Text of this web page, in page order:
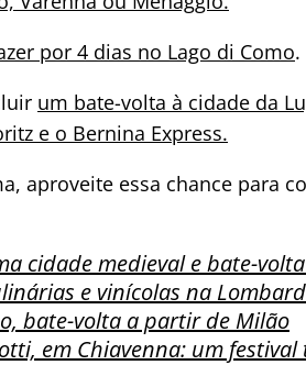
por 4 dias no Lago di Como.
um bate-volta à cidade da
e o Bernina Express.
aproveite essa chance para
cidade medieval e bate-
e vinícolas na
bate-volta a partir de Milão
em Chiavenna: um